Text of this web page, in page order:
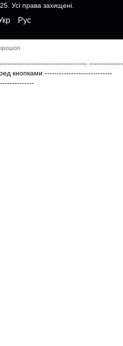
Усі права захищені.
Рус
--------------
кнопками ----------------------------